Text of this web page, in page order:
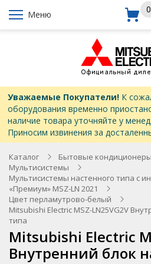
Меню 0
Уважаемые Покупатели!К
оборудования временно
наличие товара уточняйте у
Приносим извинения за
Каталог
Бытовые
Мультисистемы
Мультисистемы настенного типа с
«Премиум» MSZ-LN 2021
Цвет перламутрово-белый
Mitsubishi Electric MSZ-LN25VG2V
типа
Mitsubishi Electric
Внутренний блок